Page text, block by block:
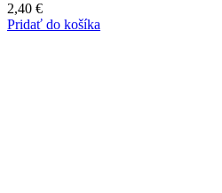
2,40 €
Pridať do košíka